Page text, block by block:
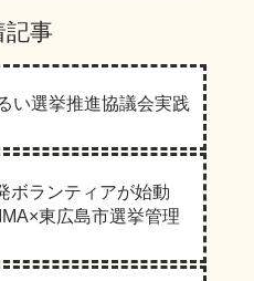
記事
い選挙推進協議会実践
ボランティアが始動
東広島市選挙管理